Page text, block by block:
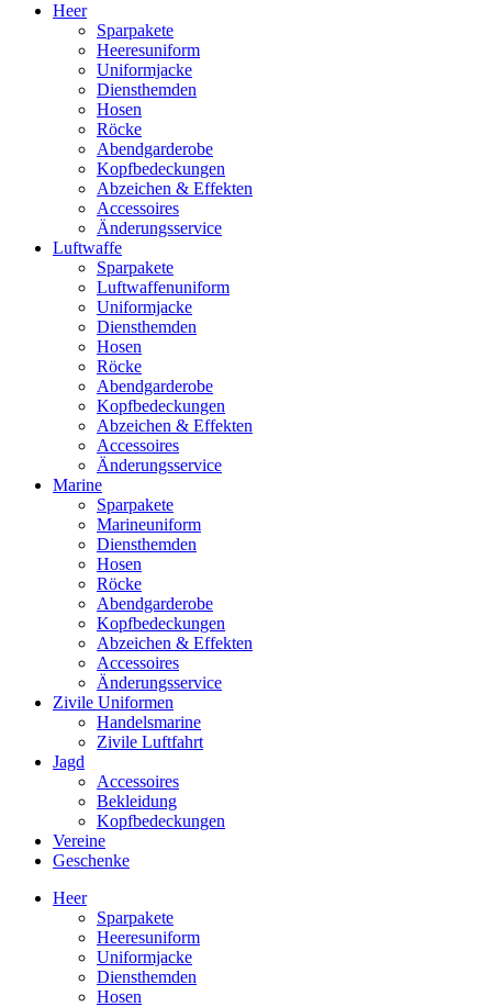
Heer
Sparpakete
Heeresuniform
Uniformjacke
Diensthemden
Hosen
Röcke
Abendgarderobe
Kopfbedeckungen
Abzeichen & Effekten
Accessoires
Änderungsservice
Luftwaffe
Sparpakete
Luftwaffenuniform
Uniformjacke
Diensthemden
Hosen
Röcke
Abendgarderobe
Kopfbedeckungen
Abzeichen & Effekten
Accessoires
Änderungsservice
Marine
Sparpakete
Marineuniform
Diensthemden
Hosen
Röcke
Abendgarderobe
Kopfbedeckungen
Abzeichen & Effekten
Accessoires
Änderungsservice
Zivile Uniformen
Handelsmarine
Zivile Luftfahrt
Jagd
Accessoires
Bekleidung
Kopfbedeckungen
Vereine
Geschenke
Heer
Sparpakete
Heeresuniform
Uniformjacke
Diensthemden
Hosen